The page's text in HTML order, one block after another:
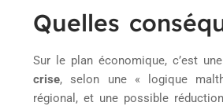
Quelles
Sur le plan économique, c’est
crise, selon une « logique
régional, et une possible